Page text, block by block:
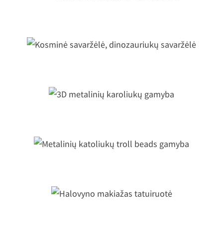
Kosminė savaržėlė, dinozauriukų